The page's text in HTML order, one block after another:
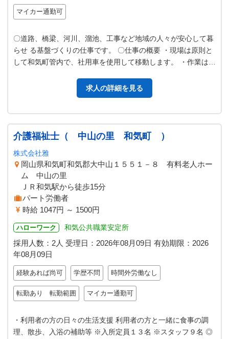
マイカー通勤可
〇道路、橋梁、河川、溜池、工事など地域の人々が安心して暮
らせ る基盤づくりの仕事です。 〇仕事の概要 ・現場は原則と
して和気町管内で、社用車を使用して移動します。 ・作業は、
求人の詳細を見る
介護福祉士（ 中山の里 和気町 ）
株式会社雅
岡山県和気町和気郡大中山１５５１－８ 有料老人ホー
ム 中山の里
ＪＲ和気駅から徒歩15分
パート労働者
時給 1047円 ～ 1500円
ハローワーク 和気公共職業安定所
採用人数：2人 受理日： 2026年08月09日 有効期限： 2026
年08月09日
経験あれば尚可 学歴不問 時間外労働なし
転勤あり 転勤範囲 マイカー通勤可
・利用者の方の日々の生活支援 利用者の方と一緒に食事の調
理、散歩、入浴の補助等 ※入所定員１３名 ※スタッフ９名 ◎